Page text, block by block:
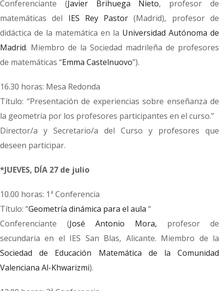
Conferenciante (Javier Brihuega Nieto, profesor de
matemáticas del IES Rey Pastor (Madrid), profesor de
didáctica de la matemática en la Universidad Autónoma de
Madrid. Miembro de la Sociedad madrileña de profesores
de matemáticas “Emma Castelnuovo”).
16.30 horas: Mesa Redonda
Título: “Presentación de experiencias sobre enseñanza de
la geometría por los profesores participantes en el curso.”
Director/a y Secretario/a del Curso y profesores que
deseen participar.
*JUEVES, DÍA 27 de julio
10.00 horas: 1ª Conferencia
Título: “Geometría dinámica para el aula “
Conferenciante (José Antonio Mora, profesor de
secundaria en el IES San Blas, Alicante. Miembro de la
Sociedad de Educación Matemática de la Comunidad
Valenciana Al-Khwarizmi).